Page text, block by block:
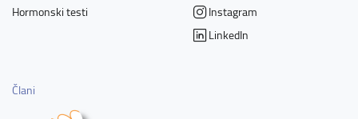
Hormonski testi
Instagram
LinkedIn
Člani